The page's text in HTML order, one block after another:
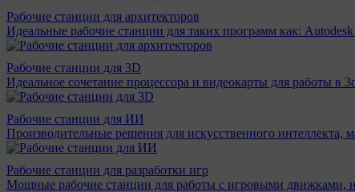
Рабочие станции для архитекторов
Идеальные рабочие станции для таких программ как:
Рабочие станции для 3D
Идеальное сочетание процессора и видеокарты для работы в
Рабочие станции для ИИ
Производительные решения для искусственного интеллекта,
Рабочие станции для разработки игр
Мощные рабочие станции для работы с игровыми движками,